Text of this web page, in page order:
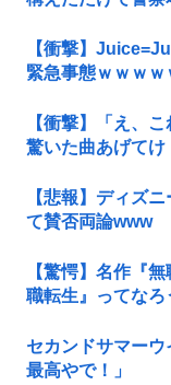
【衝撃】
緊急事態ｗｗｗ
【衝撃】「え、
驚いた曲あげてけ
【悲報】ディズ
て賛否両論www
【驚愕】名作『
職転生』ってな
セカンドサマー
最高やで！」